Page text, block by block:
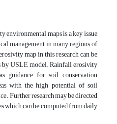
maps is a key issue
management in many regions of
map in this research can be
by USLE model. Rainfall erosivity
guidance for soil conservation
with the high potential of soil
Further research may be directed
can be computed from daily